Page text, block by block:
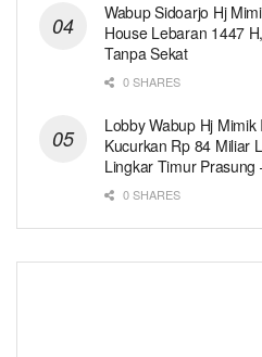
Wabup Sidoarjo Hj
House Lebaran 1447
Tanpa Sekat
0 SHARES
Lobby Wabup Hj
Kucurkan Rp 84 Miliar
Lingkar Timur Prasung
0 SHARES